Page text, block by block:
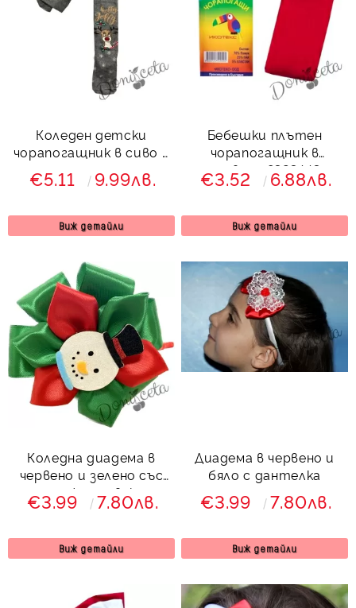
Коледен детски
чорапогащник в сиво с
еленче
€5.11 9.99лв.
Виж детайли
Бебешки плътен
чорапогащник в
червено 8323443
€3.52 6.88лв.
Виж детайли
Коледна диадема в
червено и зелено със
снежен човек
€3.99 7.80лв.
Виж детайли
Диадема в червено и
бяло с дантелка
€3.99 7.80лв.
Виж детайли